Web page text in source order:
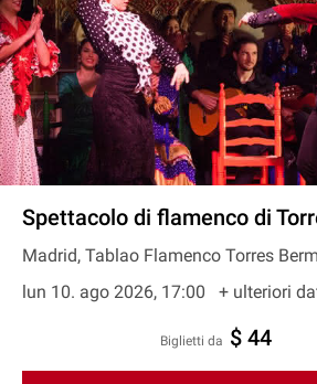
Spettacolo di flamenco di
Madrid, Tablao Flamenco Torres
lun 10. ago 2026, 17:00
+ ulteriori
Biglietti da $ 44